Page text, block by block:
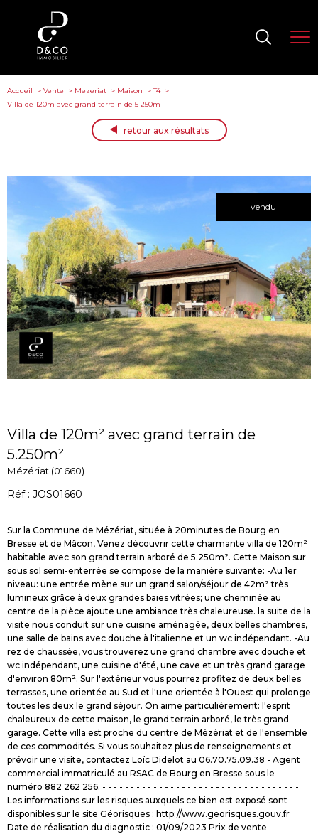
Accueil Vente Mezeriat Maison
T4
Villa de 120m avec grand terrain de 5 250m
retour aux résultats
vendu
Villa de 120m² avec grand terrain de
5.250m²
Mézériat (01660)
Réf : JOS01660
Sur la Commune de Mézériat, située à 20minutes de Bourg en
Bresse et de Mâcon, Venez découvrir cette charmante villa de 120m²
habitable avec son grand terrain arboré de 5.250m². Cette Maison sur
sous sol semi-enterrée se compose de la manière suivante: -Au 1er
niveau: une entrée mène sur un grand salon/séjour de 42m² très
lumineux grâce à deux grandes baies vitrées; une cheminée au
centre de la pièce ajoute une ambiance très chaleureuse. la suite de la
visite nous conduit sur une cuisine aménagée, deux belles chambres,
une salle de bains avec douche à l'italienne et un wc indépendant. -Au
rez de chaussée, vous trouverez une grand chambre avec douche et
wc indépendant, une cuisine d'été, une cave et un très grand garage
d'environ 80m². Sur l'extérieur vous pourrez profitez de deux belles
terrasses, une orientée au Sud et l'une orientée à l'Ouest qui prolonge
toutes les deux le grand séjour. On aime particulièrement: l'esprit
chaleureux de cette maison, le grand terrain arboré, le très grand
garage. Cette villa est proche du centre de Mézériat et de l'ensemble
de ces commodités. Si vous souhaitez plus de renseignements et
prévoir une visite, contactez Loïc Didelot au 06.70.75.09.38 - Agent
commercial immatriculé au RSAC de Bourg en Bresse sous le
numéro 882 262 256. - - - - - - - - - - - - - - - - - - - - - - - - - - - - - - - - - - -
Les informations sur les risques auxquels ce bien est exposé sont
disponibles sur le site Géorisques : http://www.georisques.gouv.fr
Date de réalisation du diagnostic : 01/09/2023 Prix de vente